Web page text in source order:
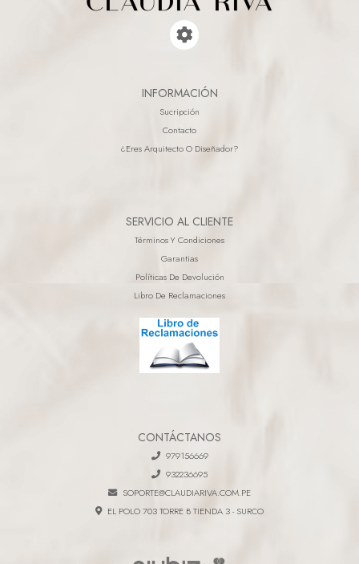
INFORMACIÓN
Sucripción
Contacto
¿eres Arquitecto O Diseñador?
SERVICIO AL CLIENTE
Términos Y Condiciones
Garantias
Políticas De Devolución
Libro De Reclamaciones
CONTÁCTANOS
979156669
932236695
SOPORTE@CLAUDIARIVA.COM.PE
EL POLO 703 TORRE B TIENDA 3 - SURCO